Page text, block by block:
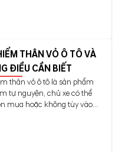
THÂN VỎ Ô TÔ VÀ
ĐIỀU CẦN BIẾT
thân vỏ ô tô là sản phẩm
tự nguyện, chủ xe có thể
mua hoặc không tùy vào...